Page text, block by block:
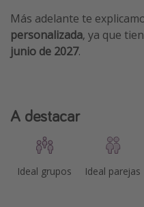
Más adelante te
personalizada, ya que
junio de 2027.
A destacar
Ideal grupos Ideal parejas